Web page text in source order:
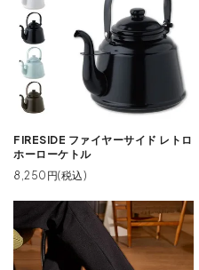
FIRESIDE ファイヤーサイド レトロ
ホーローケトル
8,250円(税込)